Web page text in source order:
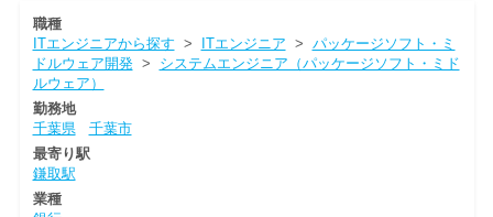
職種
ITエンジニアから探す > ITエンジニア > パッケージソフト・ミ
ドルウェア開発> システムエンジニア（パッケージソフト・ミド
ルウェア）
勤務地
千葉県
千葉市
最寄り駅
鎌取駅
業種